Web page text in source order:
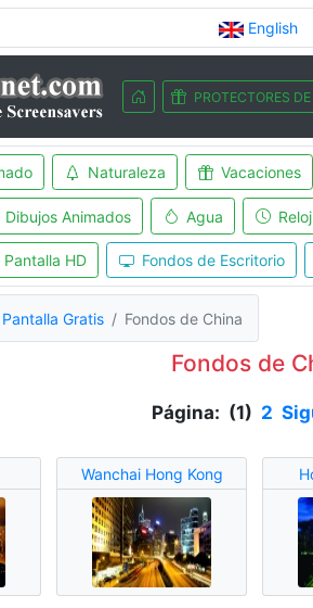
English
PROTECTORES
Naturaleza Vacaciones
Dibujos Animados Agua Reloj
HD Fondos de Escritorio
Gratis Fondos de China
Fondos de
Página: (1) 2
Wanchai Hong Kong